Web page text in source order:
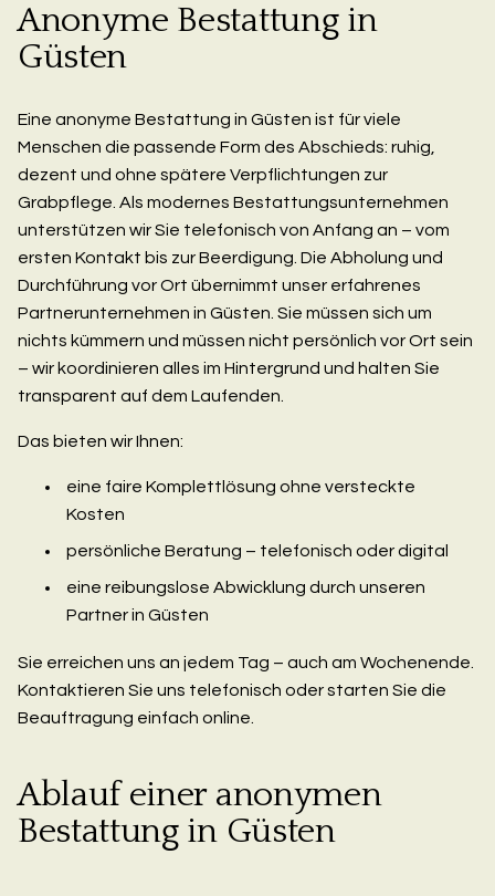
Anonyme Bestattung in
Güsten
Eine anonyme Bestattung in Güsten ist für viele
Menschen die passende Form des Abschieds: ruhig,
dezent und ohne spätere Verpflichtungen zur
Grabpflege. Als modernes Bestattungsunternehmen
unterstützen wir Sie telefonisch von Anfang an – vom
ersten Kontakt bis zur Beerdigung. Die Abholung und
Durchführung vor Ort übernimmt unser erfahrenes
Partnerunternehmen in Güsten. Sie müssen sich um
nichts kümmern und müssen nicht persönlich vor Ort sein
– wir koordinieren alles im Hintergrund und halten Sie
transparent auf dem Laufenden.
Das bieten wir Ihnen:
eine faire Komplettlösung ohne versteckte
Kosten
persönliche Beratung – telefonisch oder digital
eine reibungslose Abwicklung durch unseren
Partner in Güsten
Sie erreichen uns an jedem Tag – auch am Wochenende.
Kontaktieren Sie uns telefonisch oder starten Sie die
Beauftragung einfach online.
Ablauf einer anonymen
Bestattung in Güsten